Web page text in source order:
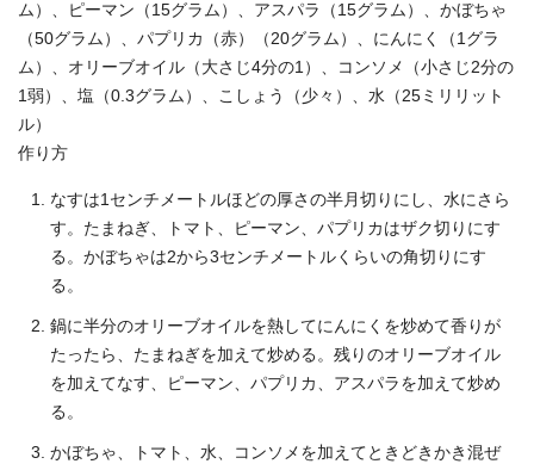
ム）、ピーマン（15グラム）、アスパラ（15グラム）、かぼちゃ
（50グラム）、パプリカ（赤）（20グラム）、にんにく（1グラ
ム）、オリーブオイル（大さじ4分の1）、コンソメ（小さじ2分の
1弱）、塩（0.3グラム）、こしょう（少々）、水（25ミリリット
ル）
作り方
なすは1センチメートルほどの厚さの半月切りにし、水にさら
す。たまねぎ、トマト、ピーマン、パプリカはザク切りにす
る。かぼちゃは2から3センチメートルくらいの角切りにす
る。
鍋に半分のオリーブオイルを熱してにんにくを炒めて香りが
たったら、たまねぎを加えて炒める。残りのオリーブオイル
を加えてなす、ピーマン、パプリカ、アスパラを加えて炒め
る。
かぼちゃ、トマト、水、コンソメを加えてときどきかき混ぜ